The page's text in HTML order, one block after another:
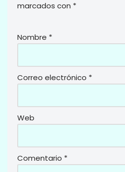
marcados con *
Nombre *
Correo electrónico *
Web
Comentario *